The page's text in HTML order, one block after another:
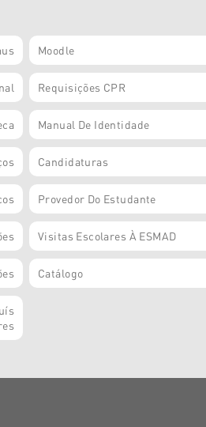
Moodle
Requisições CPR
Manual De Identidade
Candidaturas
Provedor Do Estudante
Visitas Escolares À ESMAD
Catálogo